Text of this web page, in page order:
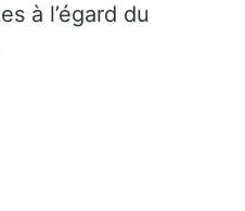
à l’égard du